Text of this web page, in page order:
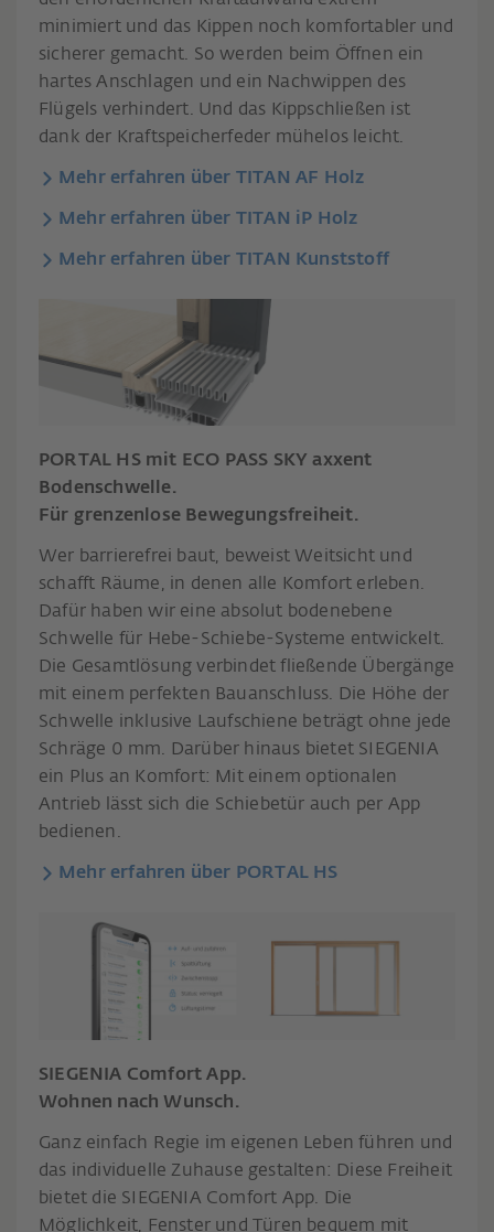
minimiert und das Kippen noch komfortabler und
sicherer gemacht. So werden beim Öffnen ein
hartes Anschlagen und ein Nachwippen des
Flügels verhindert. Und das Kippschließen ist
dank der Kraftspeicherfeder mühelos leicht.
Mehr erfahren über TITAN AF Holz
Mehr erfahren über TITAN iP Holz
Mehr erfahren über TITAN Kunststoff
PORTAL HS mit ECO PASS SKY axxent
Bodenschwelle.
Für grenzenlose Bewegungsfreiheit.
Wer barrierefrei baut, beweist Weitsicht und
schafft Räume, in denen alle Komfort erleben.
Dafür haben wir eine absolut bodenebene
Schwelle für Hebe-Schiebe-Systeme entwickelt.
Die Gesamtlösung verbindet fließende Übergänge
mit einem perfekten Bauanschluss. Die Höhe der
Schwelle inklusive Laufschiene beträgt ohne jede
Schräge 0 mm. Darüber hinaus bietet SIEGENIA
ein Plus an Komfort: Mit einem optionalen
Antrieb lässt sich die Schiebetür auch per App
bedienen.
Mehr erfahren über PORTAL HS
SIEGENIA Comfort App.
Wohnen nach Wunsch.
Ganz einfach Regie im eigenen Leben führen und
das individuelle Zuhause gestalten: Diese Freiheit
bietet die SIEGENIA Comfort App. Die
Möglichkeit, Fenster und Türen bequem mit